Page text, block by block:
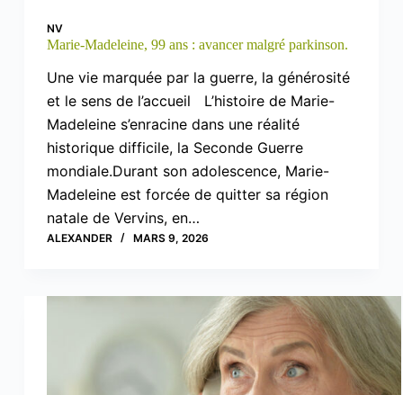
NV
Marie-Madeleine, 99 ans : avancer malgré parkinson.
Une vie marquée par la guerre, la générosité
et le sens de l’accueil L’histoire de Marie-
Madeleine s’enracine dans une réalité
historique difficile, la Seconde Guerre
mondiale.Durant son adolescence, Marie-
Madeleine est forcée de quitter sa région
natale de Vervins, en…
ALEXANDER MARS 9, 2026